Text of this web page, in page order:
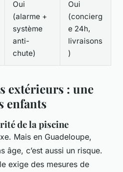
Oui
(alarme +
système
anti-
chute)
Oui
(concierg
e 24h,
livraisons
)
extérieurs : une
enfants
de la piscine
Mais en Guadeloupe,
âge, c’est aussi un risque.
exige des mesures de